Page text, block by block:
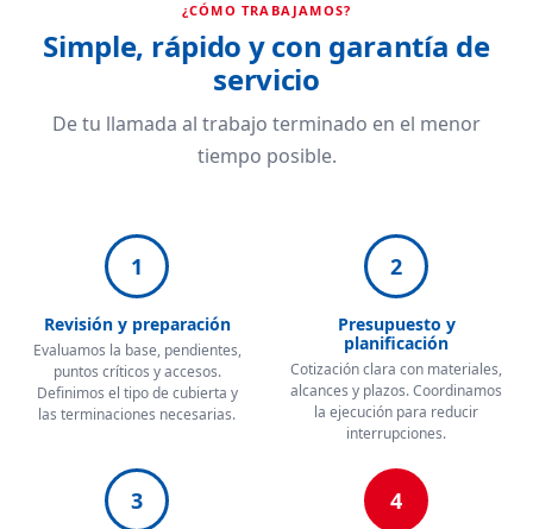
¿CÓMO TRABAJAMOS?
Simple, rápido y con garantía de
servicio
De tu llamada al trabajo terminado en el menor
tiempo posible.
1
Revisión y preparación
Evaluamos la base, pendientes,
puntos críticos y accesos.
Definimos el tipo de cubierta y
las terminaciones necesarias.
2
Presupuesto y
planificación
Cotización clara con materiales,
alcances y plazos. Coordinamos
la ejecución para reducir
interrupciones.
3 4